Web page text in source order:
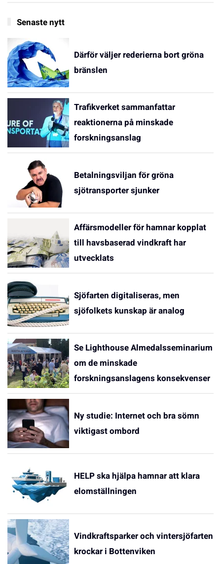
Senaste nytt
Därför väljer rederierna bort gröna
bränslen
Trafikverket sammanfattar
reaktionerna på minskade
forskningsanslag
Betalningsviljan för gröna
sjötransporter sjunker
Affärsmodeller för hamnar kopplat
till havsbaserad vindkraft har
utvecklats
Sjöfarten digitaliseras, men
sjöfolkets kunskap är analog
Se Lighthouse Almedalsseminarium
om de minskade
forskningsanslagens konsekvenser
Ny studie: Internet och bra sömn
viktigast ombord
HELP ska hjälpa hamnar att klara
elomställningen
Vindkraftsparker och vintersjöfarten
krockar i Bottenviken